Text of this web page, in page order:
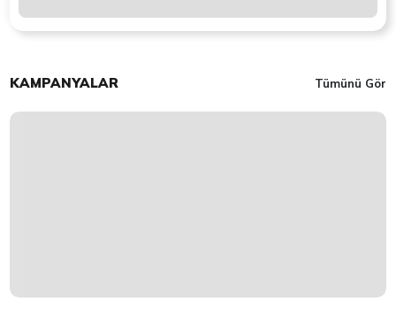
KAMPANYALAR Tümünü Gör